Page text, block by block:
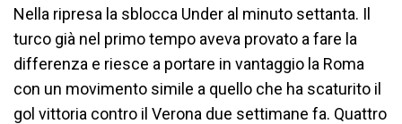
Nella ripresa la sblocca Under al minuto settanta. Il
turco già nel primo tempo aveva provato a fare la
differenza e riesce a portare in vantaggio la Roma
con un movimento simile a quello che ha scaturito il
gol vittoria contro il Verona due settimane fa. Quattro